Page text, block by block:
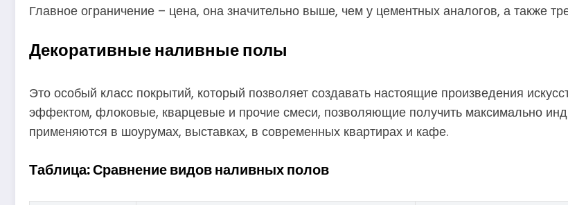
Главное ограничение – цена, она значительно выше, чем у цементных аналогов, а также
Декоративные наливные полы
Это особый класс покрытий, который позволяет создавать настоящие произведения
эффектом, флоковые, кварцевые и прочие смеси, позволяющие получить максимально
применяются в шоурумах, выставках, в современных квартирах и кафе.
Таблица: Сравнение видов наливных полов